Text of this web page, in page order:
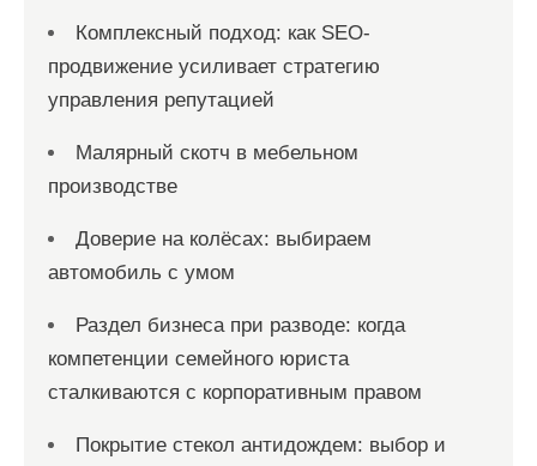
Комплексный подход: как SEO-
продвижение усиливает стратегию
управления репутацией
Малярный скотч в мебельном
производстве
Доверие на колёсах: выбираем
автомобиль с умом
Раздел бизнеса при разводе: когда
компетенции семейного юриста
сталкиваются с корпоративным правом
Покрытие стекол антидождем: выбор и